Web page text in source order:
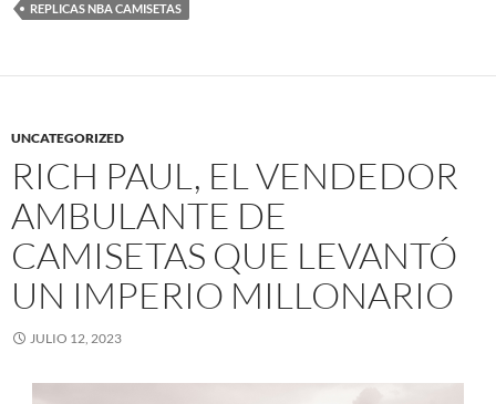
REPLICAS NBA CAMISETAS
UNCATEGORIZED
RICH PAUL, EL VENDEDOR
AMBULANTE DE
CAMISETAS QUE LEVANTÓ
UN IMPERIO MILLONARIO
JULIO 12, 2023